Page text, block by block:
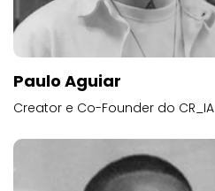
Paulo Aguiar
Creator e Co-Founder do CR_IA